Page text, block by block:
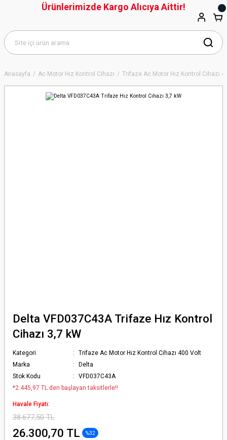
Anasayfa Ac Motor Hız Kontrol Cihazı Trifaze Ac Motor Hız Kontrol Cihazı
Delta VFD037C43A Trifaze Hız Kontrol
Cihazı 3,7 kW
Kategori
Trifaze Ac Motor Hız Kontrol Cihazı 400 Volt
Marka
Delta
Stok Kodu
VFD037C43A
*2.445,97 TL den başlayan taksitlerle!!
Havale Fiyatı:
38.677,50 TL
26.300,70 TL %32
Ürünlerimizde Kargo Alıcıya Aittir!